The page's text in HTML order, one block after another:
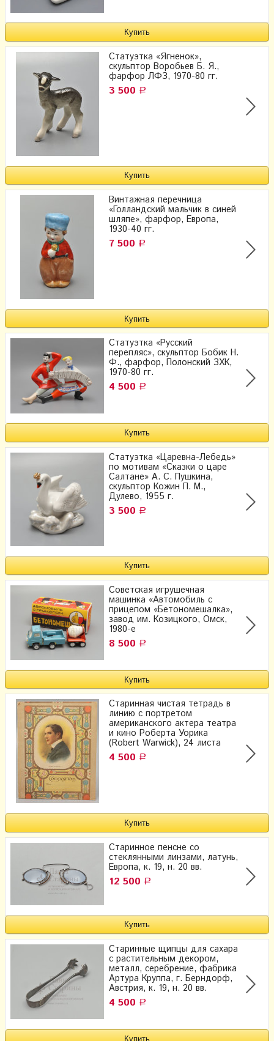
Статуэтка «Ягненок»,
скульптор Воробьев Б. Я.,
фарфор ЛФЗ, 1970-80 гг.
3 500 Р
Винтажная перечница
«Голландский мальчик в синей
шляпе», фарфор, Европа,
1930-40 гг.
7 500 Р
Статуэтка «Русский
перепляс», скульптор Бобик Н.
Ф., фарфор, Полонский ЗХК,
1970-80 гг.
4 500 Р
Статуэтка «Царевна-Лебедь»
по мотивам «Сказки о царе
Салтане» А. С. Пушкина,
скульптор Кожин П. М.,
Дулево, 1955 г.
3 500 Р
Советская игрушечная
машинка «Автомобиль с
прицепом «Бетономешалка»,
завод им. Козицкого, Омск,
1980-е
8 500 Р
Старинная чистая тетрадь в
линию с портретом
американского актера театра
и кино Роберта Уорика
(Robert Warwick), 24 листа
4 500 Р
Старинное пенсне со
стеклянными линзами, латунь,
Европа, к. 19, н. 20 вв.
12 500 Р
Старинные щипцы для сахара
с растительным декором,
металл, серебрение, фабрика
Артура Круппа, г. Берндорф,
Австрия, к. 19, н. 20 вв.
4 500 Р